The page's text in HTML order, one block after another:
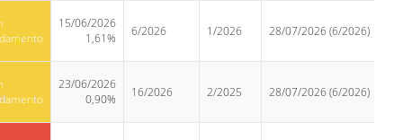
15/06/2026
1,61%
6/2026 1/2026 28/07/2026 (6/2026)
23/06/2026
0,90%
16/2026 2/2025 28/07/2026 (6/2026)